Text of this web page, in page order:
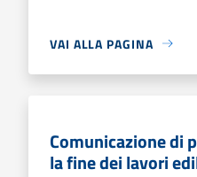
VAI ALLA PAGINA
Comunicazione di
la fine dei lavori